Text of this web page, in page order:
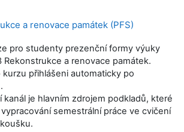
a renovace památek (PFS)
pro studenty prezenční formy výuky
Rekonstrukce a renovace památek.
přihlášeni automaticky po
kanál je hlavním zdrojem podkladů, které
semestrální práce ve cvičení